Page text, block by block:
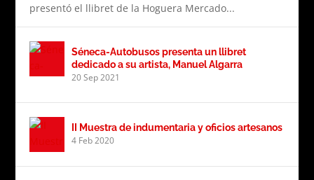
presentó el llibret de la Hoguera Mercado...
Séneca-Autobusos presenta un llibret
dedicado a su artista, Manuel Algarra
20 Sep 2021
II Muestra de indumentaria y oficios artesanos
4 Feb 2020